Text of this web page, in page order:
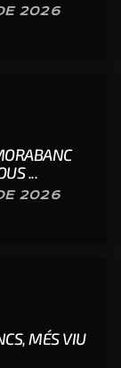
2026
...
2026
MÉS VIU